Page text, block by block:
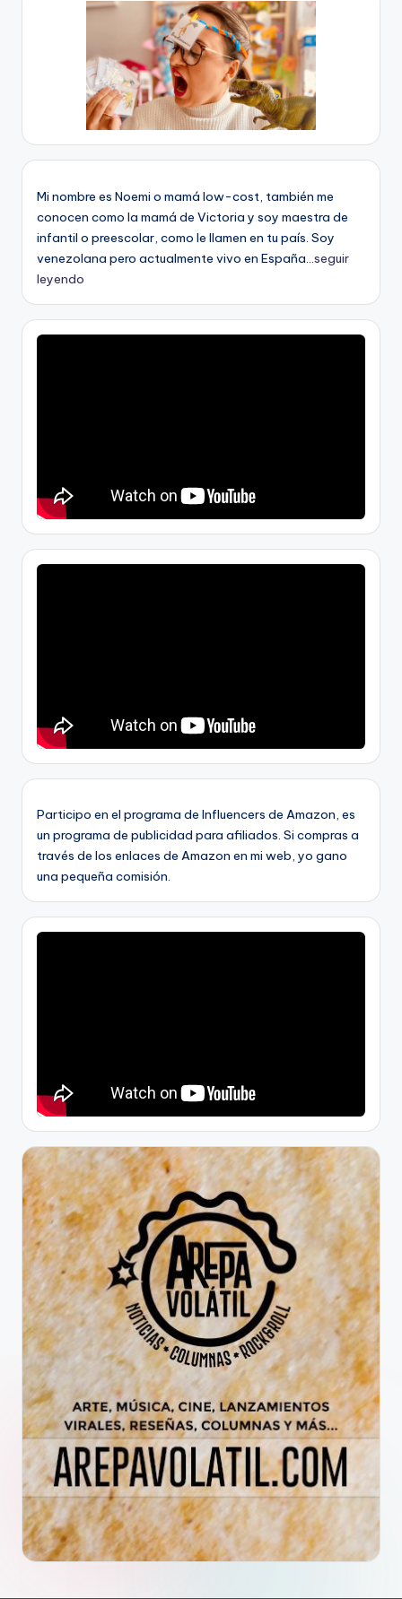
Mi nombre es Noemi o mamá low-cost, también me
conocen como la mamá de Victoria y soy maestra de
infantil o preescolar, como le llamen en tu país. Soy
venezolana pero actualmente vivo en España...seguir
leyendo
Participo en el programa de Influencers de Amazon, es
un programa de publicidad para afiliados. Si compras a
través de los enlaces de Amazon en mi web, yo gano
una pequeña comisión.